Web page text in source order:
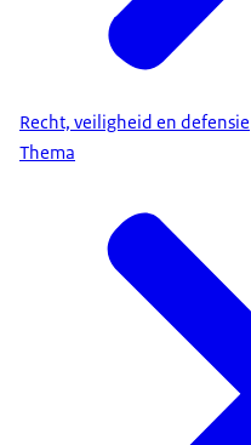
Recht, veiligheid en defensie
Thema